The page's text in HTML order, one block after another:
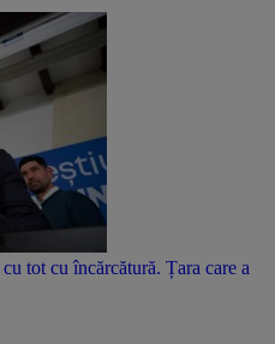
tot cu încărcătură. Țara care a